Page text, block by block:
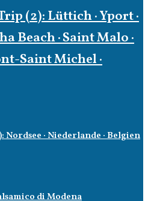
(2): Lüttich · Yport ·
Beach · Saint Malo ·
Saint Michel ·
· Niederlande · Belgien
di Modena